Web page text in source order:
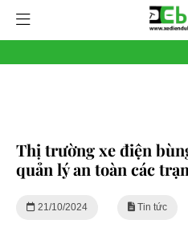
Thị trường xe điện
quản lý an toàn các
21/10/2024 Tin tức